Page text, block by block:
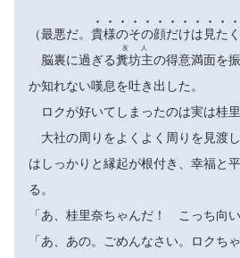
（最悪だ。 貴

様

の

そ

の

顔

だ

け

は

見

た

く

脳裏に過ぎる糞坊主
友人
の得意満面を
か知れない嘆息を吐き出した。
ロクが好いてしまったのは実は桂里
大社の周りをよくよく周りを見渡
はしっかりと縁起が根付き、幸福と
る。
「あ、桂里奈ちゃんだ！ こっち向
「あ、あの。ごめんなさい。ロクち